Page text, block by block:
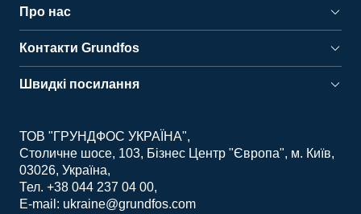
Про нас
Контакти Grundfos
Швидкі посилання
ТОВ "ГРУНДФОС УКРАЇНА"
Столичне шосе, 103, Бізнес Центр "Європа", м. Київ,
03026, Україна
Тел. +38 044 237 04 00
E-mail: ukraine@grundfos.com